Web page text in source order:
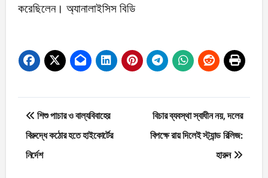
করেছিলেন। অ্যানালাইসিস বিডি
Post
navigation
শিশু পাচার ও বাল্যবিবাহের
বিরুদ্ধে কঠোর হতে হাইকোর্টের
নির্দেশ
বিচার ব্যবস্থা স্বাধীন নয়, দলের
বিপক্ষে রায় দিলেই স্ট্যান্ড রিলিজ:
হারুন